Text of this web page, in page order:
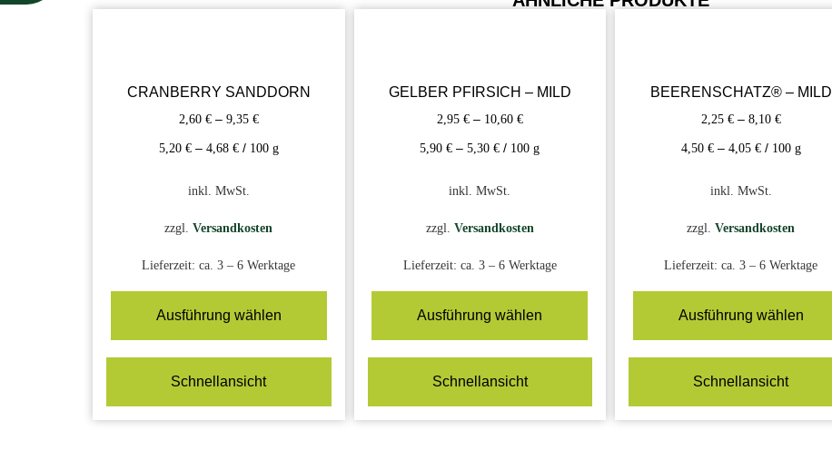
CRANBERRY SANDDORN
2,60 €– 9,35 €
5,20 €– 4,68 €/ 100 g
inkl. MwSt.
zzgl.Versandkosten
Lieferzeit:ca. 3 – 6 Werktage
Ausführung wählen
Schnellansicht
GELBER PFIRSICH – MILD
2,95 €– 10,60 €
5,90€ –5,30€ / 100 g
inkl. MwSt.
zzgl. Versandkosten
Lieferzeit: ca. 3 – 6 Werktage
Ausführung wählen
Schnellansicht
BEERENSCHATZ® – MILD
2,25 €– 8,10 €
4,50 €– 4,05 €/ 100 g
inkl. MwSt.
zzgl.Versandkosten
Lieferzeit:ca. 3 – 6 Werktage
Ausführung wählen
Schnellansicht